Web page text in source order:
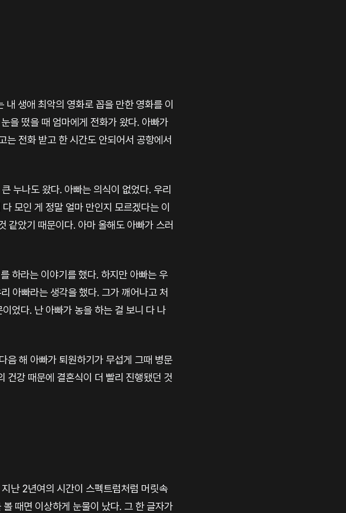
생애 최악의 영화로 꼽을 만한 영화를 이
을 떴을 때 엄마에게 전화가 왔다. 아빠가
는 전화 받고 한 시간도 안되어서 공항에서
누나도 왔다. 아빠는 의식이 없었다. 우리
모인 게 정말 얼마 만인지 모르겠다는 이
같았기 때문이다. 아마 올해도 아빠가 스러
하라는 이야기를 했다. 하지만 아빠는 우
아빠라는 생각을 했다. 그가 깨어나고 처
었다. 난 아빠가 농을 하는 걸 보니 다 나
음 해 아빠가 퇴원하기가 무섭게 그때 병문
건강 때문에 결혼식이 더 빨리 진행됐던 것
난 2년여의 시간이 스펙트럼처럼 머릿속
때면 이상하게 눈물이 났다. 그 한 글자가